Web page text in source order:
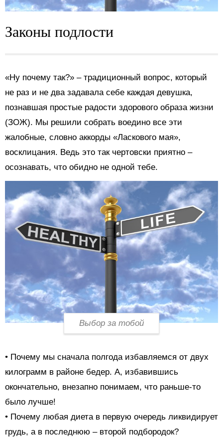
Законы подлости
«Ну почему так?» – традиционный вопрос, который
не раз и не два задавала себе каждая девушка,
познавшая простые радости здорового образа жизни
(ЗОЖ). Мы решили собрать воедино все эти
жалобные, словно аккорды «Ласкового мая»,
восклицания. Ведь это так чертовски приятно –
осознавать, что обидно не одной тебе.
Выбор за тобой
• Почему мы сначала полгода избавляемся от двух
килограмм в районе бедер. А, избавившись
окончательно, внезапно понимаем, что раньше-то
было лучше!
• Почему любая диета в первую очередь ликвидирует
грудь, а в последнюю – второй подбородок?